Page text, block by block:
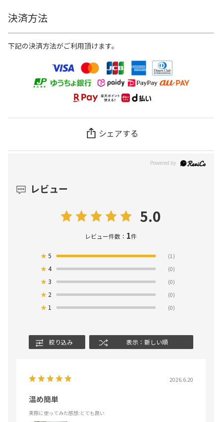
決済方法
下記の決済方法がご利用頂けます。
シェアする
レビュー
5.0
レビュー件数： 1件
★5 (1)
★4 (0)
★3 (0)
★ 2 (0)
★ 1 (0)
絞り込み 表示：新しい順
2026.6.20
温め簡単
実際に使ってみた感想:とても良い